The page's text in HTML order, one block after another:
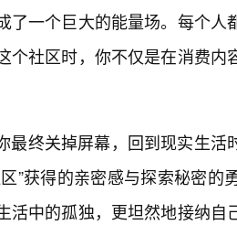
了一个巨大的能量场。每个
个社区时，你不仅是在消费
最终关掉屏幕，回到现实生
”获得的亲密感与探索秘密
活中的孤独，更坦然地接纳